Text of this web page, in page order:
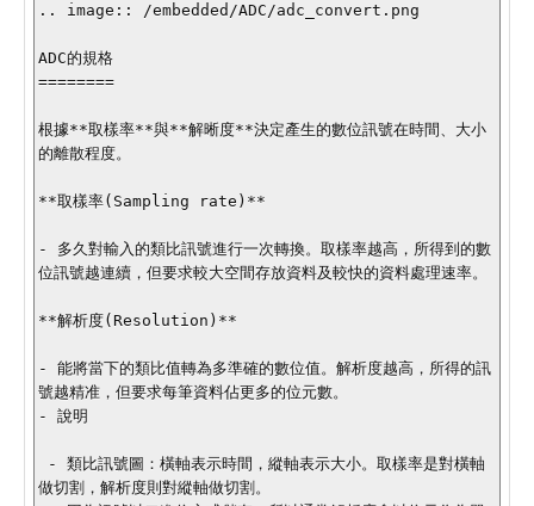
.. image:: /embedded/ADC/adc_convert.png
ADC的規格
========
根據**取樣率**與**解晰度**決定產生的數位訊號在時間、大小
的離散程度。
**取樣率(Sampling rate)**
- 多久對輸入的類比訊號進行一次轉換。取樣率越高，所得到的數
位訊號越連續，但要求較大空間存放資料及較快的資料處理速率。
**解析度(Resolution)**
- 能將當下的類比值轉為多準確的數位值。解析度越高，所得的訊
號越精准，但要求每筆資料佔更多的位元數。
- 說明
做切割，解析度則對縱軸做切割。